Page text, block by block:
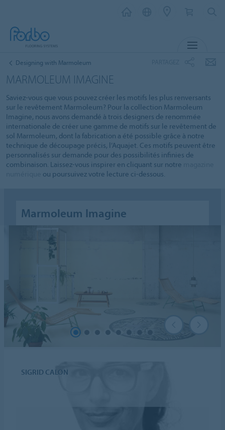
Designing with Marmoleum
MARMOLEUM IMAGINE
Saviez-vous que vous pouvez créer les motifs les plus renversants
sur le revêtement Marmoleum? Pour la collection Marmoleum
Imagine, nous avons demandé à trois designers de renommée
internationale de créer une gamme de motifs sur le revêtement de
sol Marmoleum, dont la fabrication a été possible grâce à notre
technique de découpage précis, l’Aquajet. Ces motifs peuvent être
personnalisés sur demande pour des possibilités infinies de
combinaison. Laissez-vous inspirer en cliquant sur notre
ou poursuivez votre lecture ci-dessous.
Marmoleum Imagine
SIGRID CALON